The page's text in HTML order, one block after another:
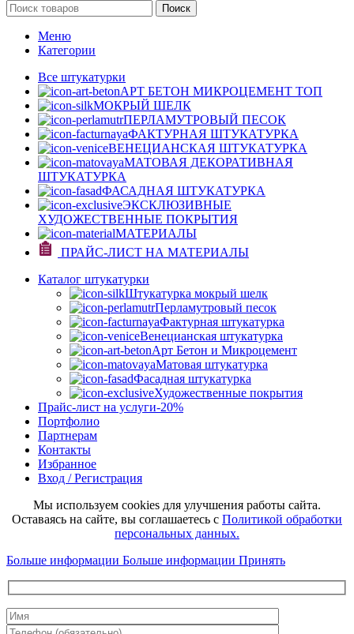
Поиск
Меню
Категории
Все штукатурки
АРТ БЕТОН МИКРОЦЕМЕНТ ТОП
МОКРЫЙ ШЕЛК
ПЕРЛАМУТРОВЫЙ ПЕСОК
ФАКТУРНАЯ ШТУКАТУРКА
ВЕНЕЦИАНСКАЯ ШТУКАТУРКА
МАТОВАЯ ДЕКОРАТИВНАЯ
ШТУКАТУРКА
ФАСАДНАЯ ШТУКАТУРКА
ЭКСКЛЮЗИВНЫЕ
ХУДОЖЕСТВЕННЫЕ ПОКРЫТИЯ
МАТЕРИАЛЫ
ПРАЙС-ЛИСТ НА МАТЕРИАЛЫ
Каталог штукатурки
Штукатурка мокрый шелк
Перламутровый песок
Фактурная штукатурка
Венецианская штукатурка
Арт Бетон и Микроцемент
Матовая штукатурка
Фасадная штукатурка
Художественные покрытия
Прайс-лист на услуги-20%
Портфолио
Партнерам
Контакты
Избранное
Вход / Регистрация
Мы используем cookies для улучшения работы сайта.
Оставаясь на сайте, вы соглашаетесь с Политикой обработки
персональных данных.
Больше информации Больше информации Принять